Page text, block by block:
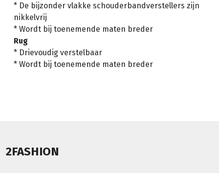
* De bijzonder vlakke schouderbandverstellers zijn
nikkelvrij
* Wordt bij toenemende maten breder
Rug
* Drievoudig verstelbaar
* Wordt bij toenemende maten breder
2FASHION